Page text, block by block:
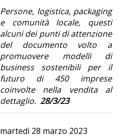
Persone, logistica, packaging
e comunità locale, questi
alcuni dei punti di attenzione
del documento volto a
promuovere modelli di
business sostenibili per il
futuro di 450 imprese
coinvolte nella vendita al
dettaglio. 28/3/23
martedì 28 marzo 2023